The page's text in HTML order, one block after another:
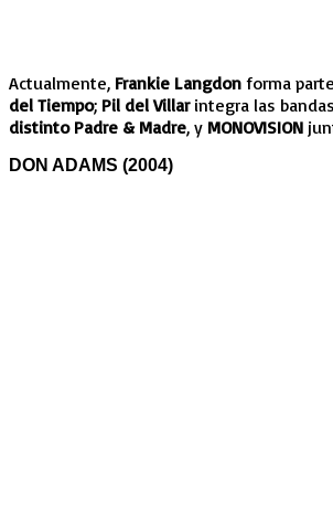
Actualmente, Frankie Langdon forma
del Tiempo; Pil del Villarintegra las bandas
distinto Padre & Madre, y MONOVISION
DON ADAMS (2004)